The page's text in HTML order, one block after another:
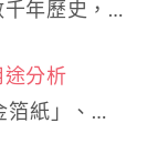
千年歷史，…
分析
箔紙」、…